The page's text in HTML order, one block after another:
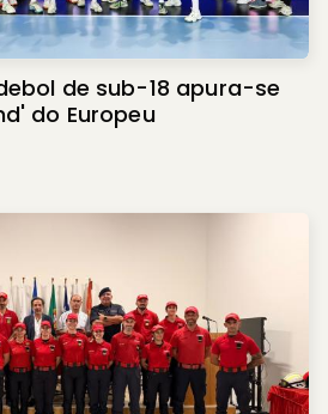
de sub-18 apura-se
do Europeu